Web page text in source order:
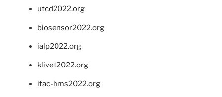
utcd2022.org
biosensor2022.org
ialp2022.org
klivet2022.org
ifac-hms2022.org